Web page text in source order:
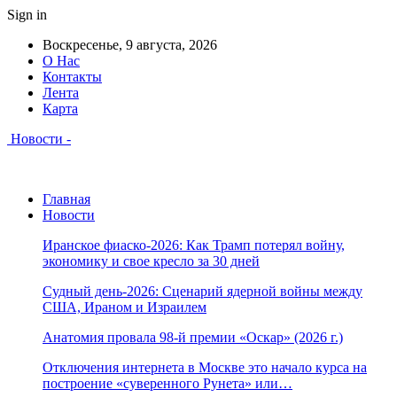
Sign in
Воскресенье, 9 августа, 2026
О Нас
Контакты
Лента
Карта
Новости -
Главная
Новости
Иранское фиаско-2026: Как Трамп потерял войну,
экономику и свое кресло за 30 дней
Судный день-2026: Сценарий ядерной войны между
США, Ираном и Израилем
Анатомия провала 98-й премии «Оскар» (2026 г.)
Отключения интернета в Москве это начало курса на
построение «суверенного Рунета» или…